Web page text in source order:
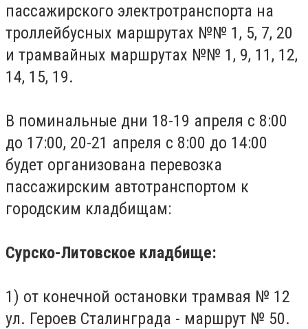
пассажирского электротранспорта на
троллейбусных маршрутах №№ 1, 5, 7, 20
и трамвайных маршрутах №№ 1, 9, 11, 12,
14, 15, 19.
В поминальные дни 18-19 апреля с 8:00
до 17:00, 20-21 апреля с 8:00 до 14:00
будет организована перевозка
пассажирским автотранспортом к
городским кладбищам:
Сурско-Литовское кладбище:
1) от конечной остановки трамвая № 12
ул. Героев Сталинграда - маршрут № 50.